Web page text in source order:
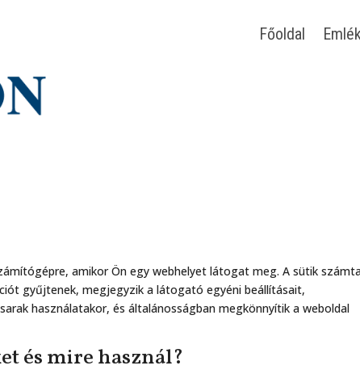
Főoldal
amikor Ön egy webhelyet látogat meg. A sütik
gyűjtenek, megjegyzik a látogató egyéni beállításait,
használatakor, és általánosságban megkönnyítik a weboldal
és mire használ?